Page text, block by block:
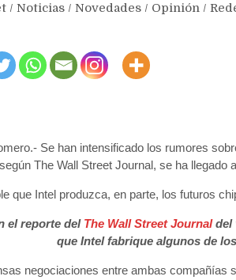
/ Noticias / Novedades / Opinión /
Se han intensificado los rumores
The Wall Street Journal, se ha llegado
que Intel produzca, en parte, los futuros
el reporte del The Wall Street Journaldel
que Intel fabrique algunos de
negociaciones entre ambas compañías